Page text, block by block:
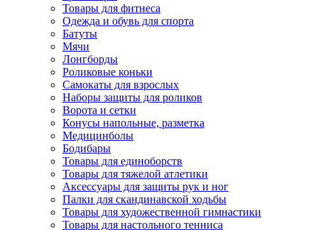
Товары для фитнеса
Одежда и обувь для спорта
Батуты
Мячи
Лонгборды
Роликовые коньки
Самокаты для взрослых
Наборы защиты для роликов
Ворота и сетки
Конусы напольные, разметка
Медицинболы
Бодибары
Товары для единоборств
Товары для тяжелой атлетики
Аксессуары для защиты рук и ног
Палки для скандинавской ходьбы
Товары для художественной гимнастики
Товары для настольного тенниса